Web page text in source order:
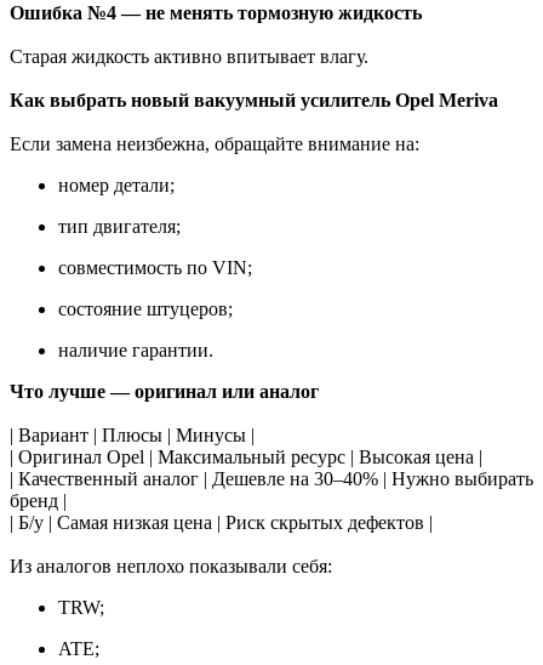
Ошибка №4 — не менять тормозную жидкость
Старая жидкость активно впитывает влагу.
Как выбрать новый вакуумный усилитель Opel Meriva
Если замена неизбежна, обращайте внимание на:
номер детали;
тип двигателя;
совместимость по VIN;
состояние штуцеров;
наличие гарантии.
Что лучше — оригинал или аналог
| Вариант | Плюсы | Минусы |
| Оригинал Opel | Максимальный ресурс | Высокая цена |
| Качественный аналог | Дешевле на 30–40% | Нужно выбирать
бренд |
| Б/у | Самая низкая цена | Риск скрытых дефектов |
Из аналогов неплохо показывали себя:
TRW;
ATE;